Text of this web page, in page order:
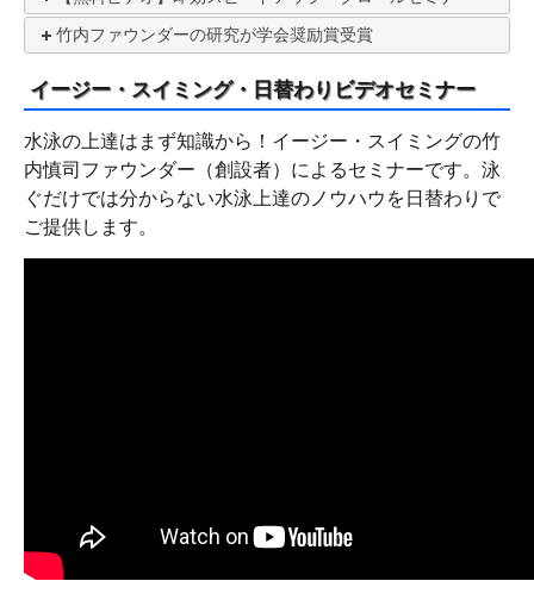
竹内ファウンダーの研究が学会奨励賞受賞
イージー・スイミング・日替わりビデオセミナー
水泳の上達はまず知識から！イージー・スイミングの竹
内慎司ファウンダー（創設者）によるセミナーです。泳
ぐだけでは分からない水泳上達のノウハウを日替わりで
ご提供します。